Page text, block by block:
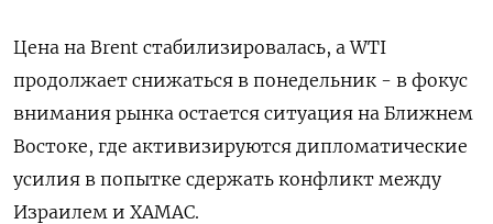
Цена на Brent стабилизировалась, а WTI
продолжает снижаться в понедельник - в фокус
внимания рынка остается ситуация на Ближнем
Востоке, где активизируются дипломатические
усилия в попытке сдержать конфликт между
Израилем и ХАМАС.